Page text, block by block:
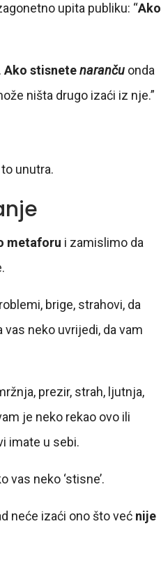
upita publiku: “Ako
Ako stisnetenaranču onda
ništa drugo izaći iz nje.”
unutra.
metaforu i zamislimo da
brige, strahovi, da
vas neko uvrijedi, da vam
prezir, strah, ljutnja,
je neko rekao ovo ili
imate u sebi.
vas neko ‘stisne’.
neće izaći ono što već nije